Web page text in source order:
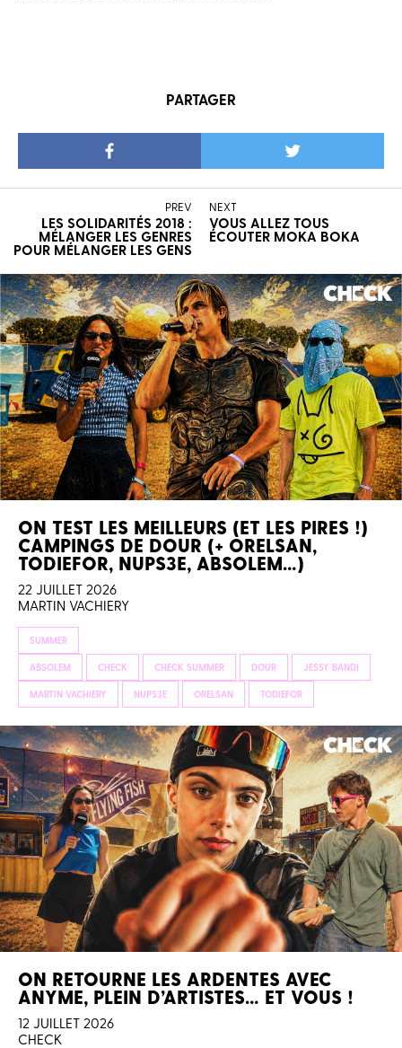
PARTAGER
PREV
LES SOLIDARITÉS 2018 :
MÉLANGER LES GENRES
POUR MÉLANGER LES GENS
NEXT
VOUS ALLEZ TOUS
ÉCOUTER MOKA BOKA
ON TEST LES MEILLEURS (ET LES PIRES !)
CAMPINGS DE DOUR (+ ORELSAN,
TODIEFOR, NUPS3E, ABSOLEM…)
22 JUILLET 2026
MARTIN VACHIERY
SUMMER
ABSOLEM CHECK CHECK SUMMER DOUR JESSY BANDI
MARTIN VACHIERY NUPS3E ORELSAN TODIEFOR
ON RETOURNE LES ARDENTES AVEC
ANYME, PLEIN D’ARTISTES… ET VOUS !
12 JUILLET 2026
CHECK